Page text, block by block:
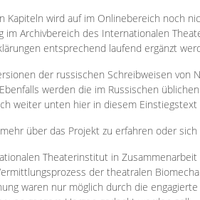
Kapiteln wird auf im Onlinebereich noch
im Archivbereich des Internationalen
entsprechend laufend ergänzt
der russischen Schreibweisen
werden die im Russischen
weiter unten hier in diesem Einstiegstext
über das Projekt zu erfahren oder
Theaterinstitut in
der theatralen
waren nur möglich durch die engagierte